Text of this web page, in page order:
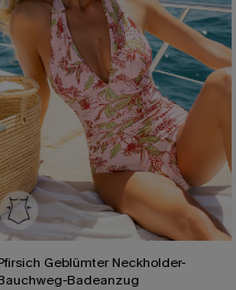
Geblümter Neckholder-
Badeanzug